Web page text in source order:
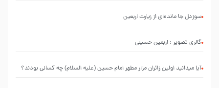
با
زیبا و
سوزدل جا مانده‌ای از زیارت اربعین
گالری تصویر : اربعین حسینی
آیا میدانید اولین زائران مزار مطهر امام حسین (علیه السلام) چه کسانی بودند؟